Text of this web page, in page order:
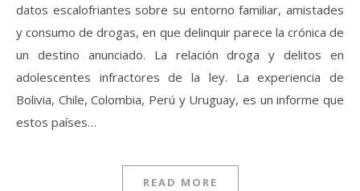
datos escalofriantes sobre su entorno familiar, amistades
y consumo de drogas, en que delinquir parece la crónica de
un destino anunciado. La relación droga y delitos en
adolescentes infractores de la ley. La experiencia de
Bolivia, Chile, Colombia, Perú y Uruguay, es un informe que
estos países…
READ MORE